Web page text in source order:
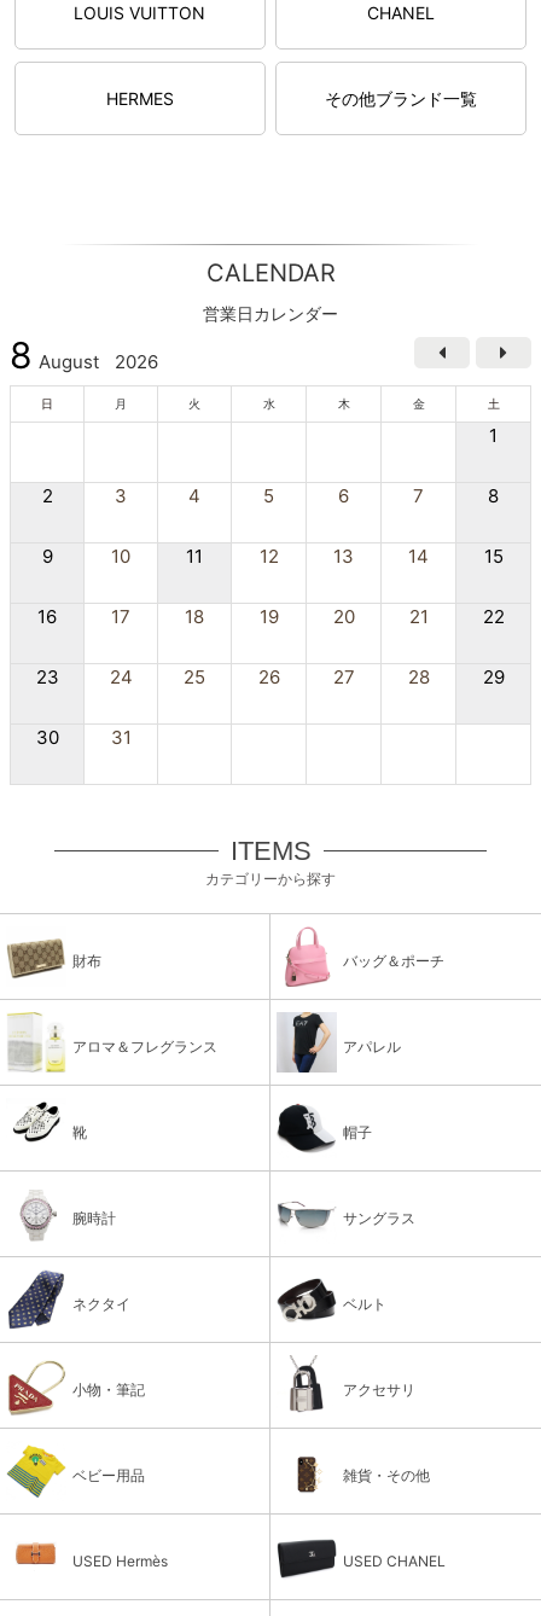
LOUIS VUITTON CHANEL
HERMES その他ブランド一覧
CALENDAR
営業日カレンダー
8 August 2026
日 月 火 水 木 金 土
1
2 3 4 5 6 7 8
9 10 11 12 13 14 15
16 17 18 19 20 21 22
23 24 25 26 27 28 29
30 31
ITEMS
カテゴリーから探す
財布 バッグ＆ポーチ
アロマ＆フレグランス アパレル
靴 帽子
腕時計 サングラス
ネクタイ ベルト
小物・筆記 アクセサリ
ベビー用品 雑貨・その他
USED Hermès USED CHANEL